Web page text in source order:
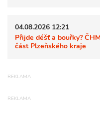
04.08.2026 12:21
Přijde déšť a bouřky?
část Plzeňského kraje